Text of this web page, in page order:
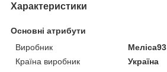
Характеристики
Основні атрибути
Виробник
Меліса93
Країна виробник
Україна